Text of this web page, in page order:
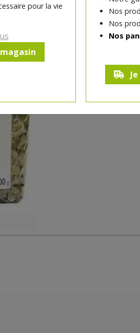
pour la vie
Nos
Nos
Nos
1 pc
Réception souhaitée le